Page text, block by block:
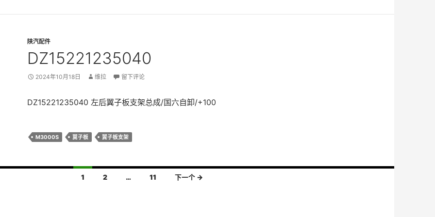
陕汽配件
DZ15221235040
2024年10月18日 维拉 留下评论
DZ15221235040 左后翼子板支架总成/国六自卸/+100
M3000S 翼子板 翼子板支架
1 2 … 11 下一个 →